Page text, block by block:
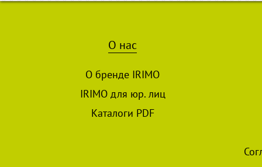
О нас
О бренде IRIMO
IRIMO для юр. лиц
Каталоги PDF